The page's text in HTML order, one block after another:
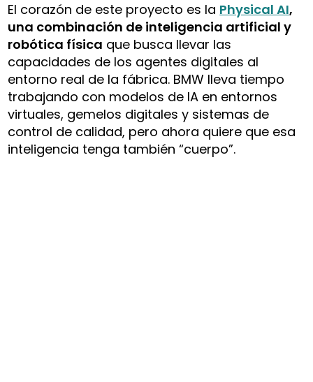
El corazón de este proyecto es la Physical AI,
una combinación de inteligencia artificial y
robótica física que busca llevar las
capacidades de los agentes digitales al
entorno real de la fábrica. BMW lleva tiempo
trabajando con modelos de IA en entornos
virtuales, gemelos digitales y sistemas de
control de calidad, pero ahora quiere que esa
inteligencia tenga también “cuerpo”.